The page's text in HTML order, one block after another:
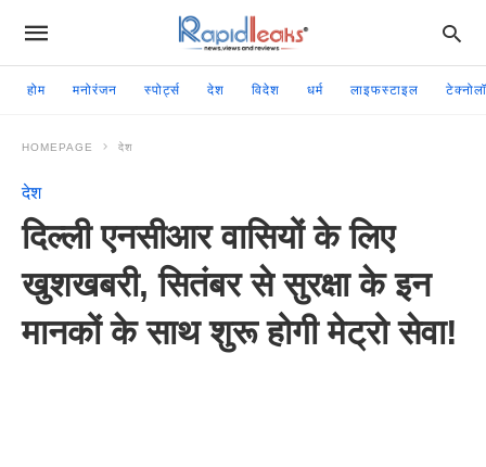
होम मनोरंजन स्पोर्ट्स देश विदेश धर्म लाइफस्टाइल
HOMEPAGE देश
देश
दिल्ली एनसीआर वासियों के लिए
खुशखबरी, सितंबर से सुरक्षा के इन
मानकों के साथ शुरू होगी मेट्रो सेवा!